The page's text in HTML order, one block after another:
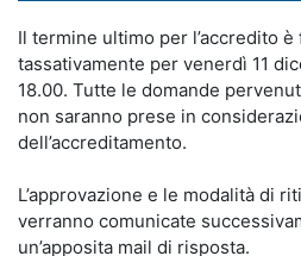
Il termine ultimo per l’accredito è
tassativamente per venerdì 11
18.00. Tutte le domande
non saranno prese in
dell’accreditamento.
L’approvazione e le modalità di
verranno comunicate
un’apposita mail di risposta.